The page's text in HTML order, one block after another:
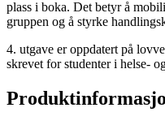
plass i boka. Det betyr å
gruppen og å styrke
4. utgave er oppdatert på
skrevet for studenter i helse-